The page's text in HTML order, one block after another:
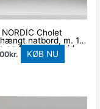
Cholet
natbord, m. 1
og 1 skuffe – hvid
(50×35)
kr. KØB NU